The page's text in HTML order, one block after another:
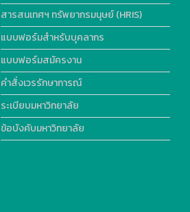
สารสนเทศฯ ทรัพยากรมนุษย์ (HRIS)
แบบฟอร์มสำหรับบุคลากร
แบบฟอร์มสมัครงาน
คำสั่งเวรรักษาการณ์
ระเบียบมหาวิทยาลัย
ข้อบังคับมหาวิทยาลัย